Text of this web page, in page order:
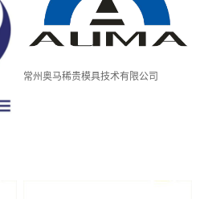
常州奥马稀贵模具技术有限公司